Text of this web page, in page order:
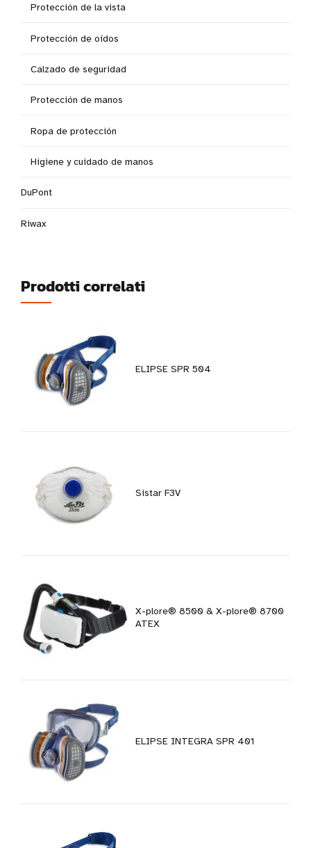
Protección de la vista
Protección de oídos
Calzado de seguridad
Protección de manos
Ropa de protección
Higiene y cuidado de manos
DuPont
Riwax
Prodotti correlati
ELIPSE SPR 504
Sistar F3V
X-plore® 8500 & X-plore® 8700
ATEX
ELIPSE INTEGRA SPR 401